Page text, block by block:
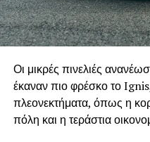
Οι μικρές πινελιές
έκαναν πιο φρέσκο το
πλεονεκτήματα, όπως η
πόλη και η τεράστια